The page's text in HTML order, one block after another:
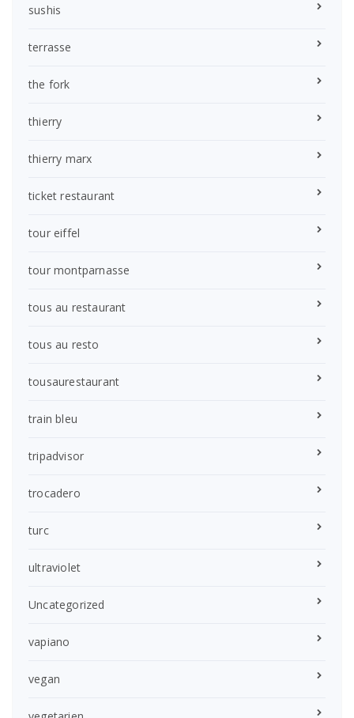
sushis
terrasse
the fork
thierry
thierry marx
ticket restaurant
tour eiffel
tour montparnasse
tous au restaurant
tous au resto
tousaurestaurant
train bleu
tripadvisor
trocadero
turc
ultraviolet
Uncategorized
vapiano
vegan